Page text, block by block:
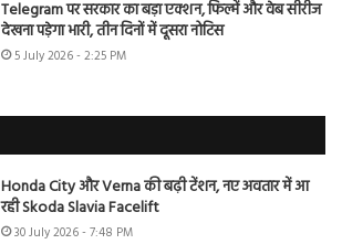
Telegram पर सरकार का बड़ा एक्शन, फिल्में और वेब सीरीज
देखना पड़ेगा भारी, तीन दिनों में दूसरा नोटिस
5 July 2026 - 2:25 PM
Honda City और Verna की बढ़ी टेंशन, नए अवतार में आ
रही Skoda Slavia Facelift
30 July 2026 - 7:48 PM